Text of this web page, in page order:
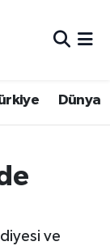
Dünya
ve